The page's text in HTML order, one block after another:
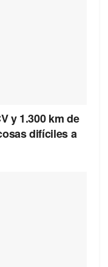
y 1.300 km de
difíciles a